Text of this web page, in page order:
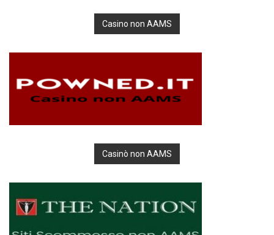
Casino non AAMS
Casinò non AAMS